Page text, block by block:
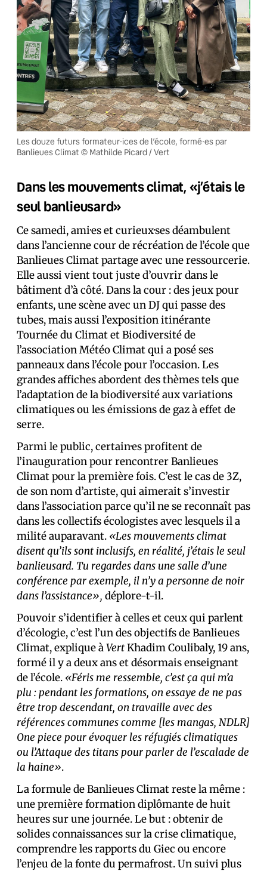
Les douze futurs formateur·ices de l’école, formé·es par
Banlieues Climat © Mathilde Picard / Vert
Dans les mouvements climat, «j’étais le
seul banlieusard»
Ce samedi, ami·es et curieux·ses déambulent
dans l’ancienne cour de récréation de l’école que
Banlieues Climat partage avec une ressourcerie.
Elle aussi vient tout juste d’ouvrir dans le
bâtiment d’à côté. Dans la cour : des jeux pour
enfants, une scène avec un DJ qui passe des
tubes, mais aussi l’exposition itinérante
Tournée du Climat et Biodiversité de
l’association Météo Climat qui a posé ses
panneaux dans l’école pour l’occasion. Les
grandes affiches abordent des thèmes tels que
l’adaptation de la biodiversité aux variations
climatiques ou les émissions de gaz à effet de
serre.
Parmi le public, certain·es profitent de
l’inauguration pour rencontrer Banlieues
Climat pour la première fois. C’est le cas de 3Z,
de son nom d’artiste, qui aimerait s’investir
dans l’association parce qu’il ne se reconnaît pas
dans les collectifs écologistes avec lesquels il a
milité auparavant. «Les mouvements climat
disent qu’ils sont inclusifs, en réalité, j’étais le seul
banlieusard. Tu regardes dans une salle d’une
conférence par exemple, il n’y a personne de noir
dans l’assistance», déplore-t-il.
Pouvoir s’identifier à celles et ceux qui parlent
d’écologie, c’est l’un des objectifs de Banlieues
Climat, explique àVertKhadim Coulibaly, 19 ans,
formé il y a deux ans et désormais enseignant
de l’école. «Féris me ressemble, c’est ça qui m’a
plu : pendant les formations, on essaye de ne pas
être trop descendant, on travaille avec des
références communes comme [les mangas, NDLR]
One piece pour évoquer les réfugiés climatiques
ou l’Attaque des titans pour parler de l’escalade de
la haine».
La formule de Banlieues Climat reste la même :
une première formation diplômante de huit
heures sur une journée. Le but : obtenir de
solides connaissances sur la crise climatique,
comprendre les rapports du Giec ou encore
l’enjeu de la fonte du permafrost. Un suivi plus